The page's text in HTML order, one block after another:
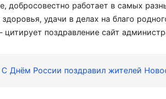
добросовестно работает в самых
здоровья, удачи в делах на благо
цитирует поздравление сайт
C Днём России поздравил жителей